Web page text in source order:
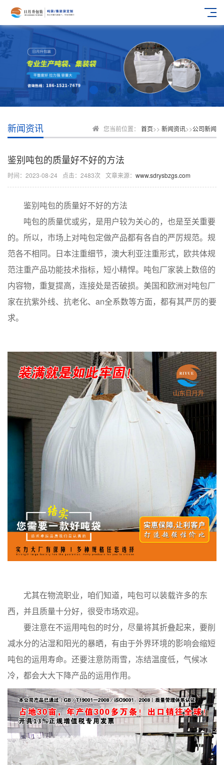
您当前位置： 首页>> 新闻资讯>>公司新闻
新闻资讯
鉴别吨包的质量好不好的方法
时间：2023-08-24 点击：2483次 文章来源： www.sdrysbzgs.com
鉴别吨包的质量好不好的方法
吨包的质量优或劣，是用户较为关心的，也是至关重要
的。所以，市场上对吨包定做产品都有各自的严厉规范。规
范各不相同。日本注重细节，澳大利亚注重形式，欧共体规
范注重产品功能技术指标，短小精悍。吨包厂家装上数倍的
内容物，重复提高，连接处是否破损。美国和欧洲对吨包厂
家在抗紫外线、抗老化、an全系数等方面，都有其严厉的要
求。
尤其在物流职业，咱们知道，吨包可以装载许多的东
西，并且质量十分好，很受市场欢迎。
要注意在不运用吨包的时分，尽量将其折叠起来，要削
减水分的沾湿和阳光的暴晒，有由于外界环境的影响会缩短
吨包的运用寿命。还要注意防雨雪，冻结温度低，气候冰
冷，都会大大下降产品的运用作用。